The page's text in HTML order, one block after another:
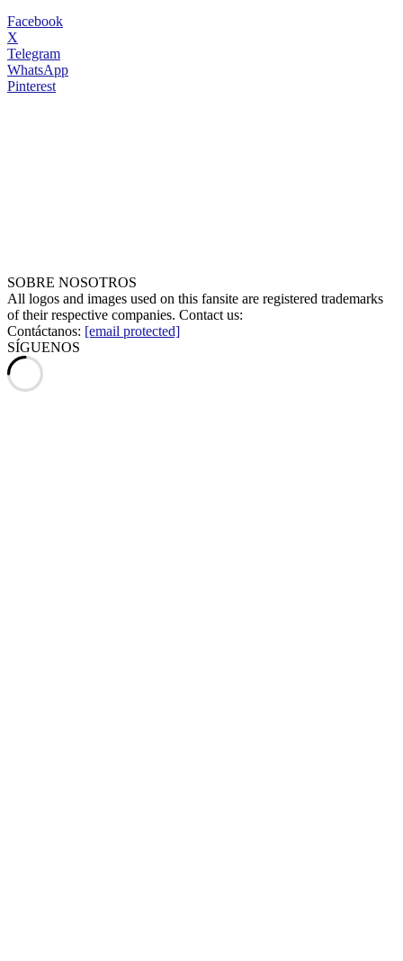
Facebook
X
Telegram
WhatsApp
Pinterest
SOBRE NOSOTROS
All logos and images used on this fansite are registered trademarks
of their respective companies. Contact us:
Contáctanos: [email protected]
SÍGUENOS